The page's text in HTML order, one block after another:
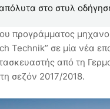
απόλυτα στο στυλ
προγράμματος
Technik” σε μία νέα
από τη
σεζόν 2017/2018.